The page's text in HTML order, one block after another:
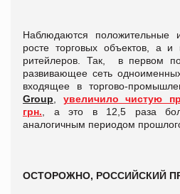
Наблюдаются положительные
росте торговых объектов, а и
ритейлеров. Так, в первом
развивающее сеть
входящее в торгово-
Group
увеличило чистую
грн. , а это в 12,5 раза
аналогичным периодом
ОСТОРОЖНО, РОССИЙСКИЙ